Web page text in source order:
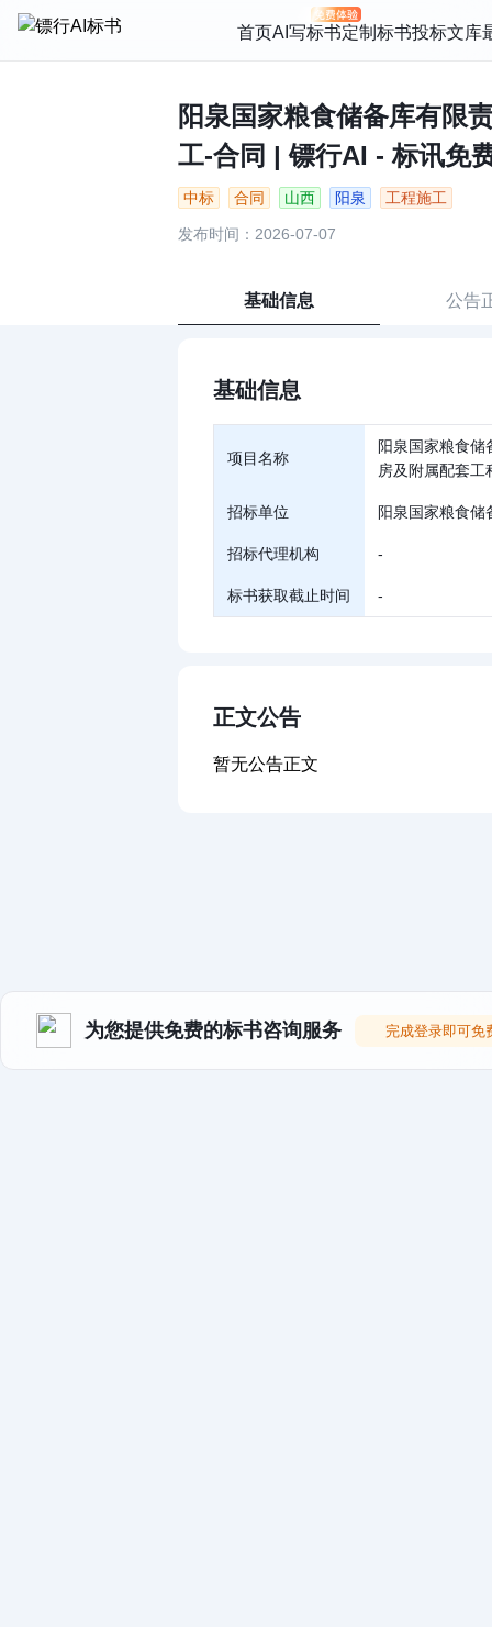
首页AI写标书定制标书投标文库
阳泉国家粮食储备库有限
工-合同 | 镖行AI - 标讯免
中标 合同 山西 阳泉 工程施工
发布时间：2026-07-07
基础信息 公告
基础信息
项目名称
阳泉国家粮食储
房及附属配套工
招标单位 阳泉国家粮食储
招标代理机构 -
标书获取截止时间 -
正文公告
暂无公告正文
为您提供免费的标书咨询服务 完成登录即可免